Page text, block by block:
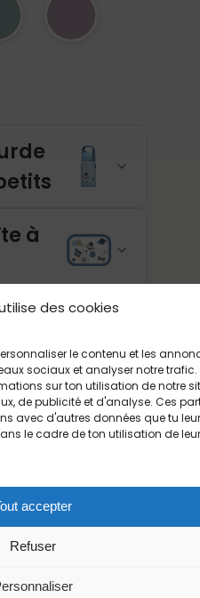
des cookies
le contenu et les
sociaux et analyser notre trafic.
sur ton utilisation de notre
de publicité et d'analyse. Ces
avec d'autres données que tu
le cadre de ton utilisation de
accepter
Refuser
à
à goûter et
55,90€